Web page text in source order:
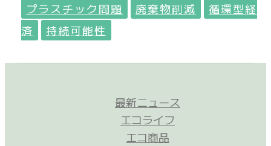
プラスチック問題
廃棄物削減
循環型経
済
持続可能性
最新ニュース
エコライフ
エコ商品